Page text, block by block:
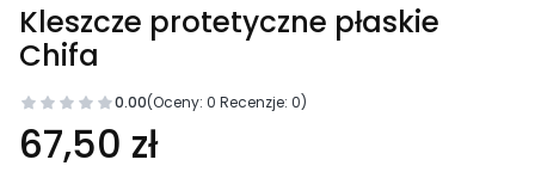
Kleszcze protetyczne płaskie
Chifa
0.00(Oceny: 0 Recenzje: 0)
67,50 zł